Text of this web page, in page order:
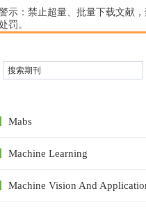
示：禁止超量、批量下载文献
罚。
Mabs
Machine Learning
Machine Vision And